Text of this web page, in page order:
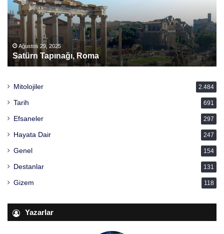
n
T
n
ğ
R
a
Ağustos 29, 2025
Satürn Tapınağı, Roma
Mitolojiler 2.484
Tarih 691
Efsaneler 297
Hayata Dair 247
Genel 154
Destanlar 131
Gizem 118
Yazarlar